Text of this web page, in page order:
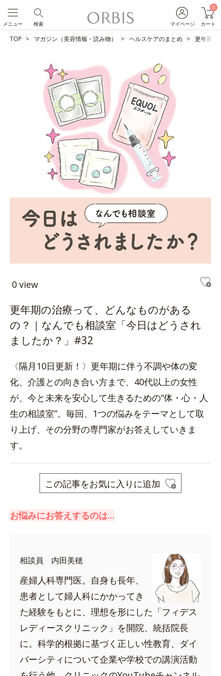
マイページ
0
カート
検索
メニュー
TOP マガジン（美容情報・読み物） ヘルスケアのまとめ 更年期の
0 view
更年期の治療って、どんなものがある
の？｜なんでも相談室「今日はどうされ
ましたか？」#32
〈隔月10日更新！〉更年期に伴う不調や体の変
化、介護との向き合い方まで、40代以上の女性
が、今と未来を安心して生きるための“体・心・人
生の相談室”。毎回、1つの悩みをテーマとして取
り上げ、その分野の専門家がお答えしていきま
す。
この記事をお気に入りに追加
お悩みにお答えするのは…
相談員 内田美穂
産婦人科専門医。自身も長年、
患者として婦人科にかかってき
た経験をもとに、理想を形にした「フィデス
レディースクリニック」を開院、統括院長
に。科学的根拠に基づく正しい性教育、ダイ
バーシティについて企業や学校での講演活動